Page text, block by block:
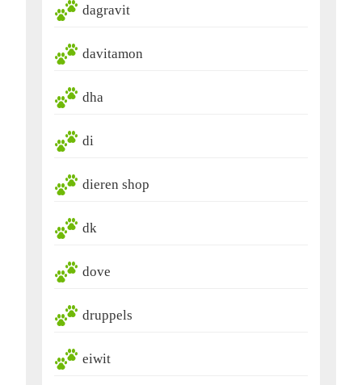
dagravit
davitamon
dha
di
dieren shop
dk
dove
druppels
eiwit